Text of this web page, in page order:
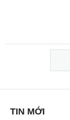
TIN MỚI